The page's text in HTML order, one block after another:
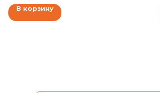
В корзину